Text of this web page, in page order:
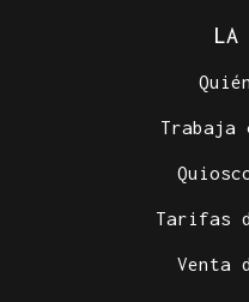
LA
Trabaja
Tarifas
Venta